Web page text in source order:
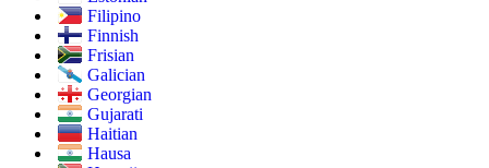
Filipino
Finnish
Frisian
Galician
Georgian
Gujarati
Haitian
Hausa